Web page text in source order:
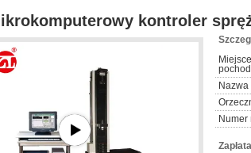
kontroler
Miejsce
Numer